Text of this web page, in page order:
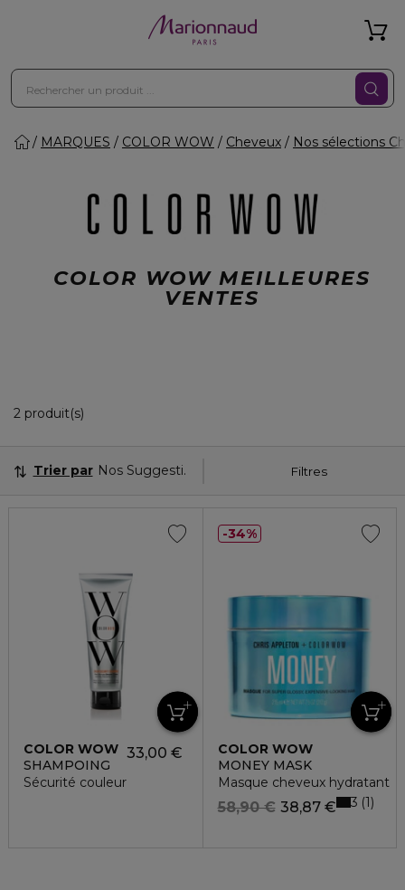
MARQUES COLOR WOW Cheveux Nos sélections
COLOR WOW MEILLEURES
VENTES
2 produit(s)
Filtres
Trier par Nos Suggestions
COLOR WOW
SHAMPOING
Sécurité couleur
33,00 €
COLOR WOW
MONEY MASK
Masque cheveux hydratant
38,87 €
58,90 € 3 1
34%